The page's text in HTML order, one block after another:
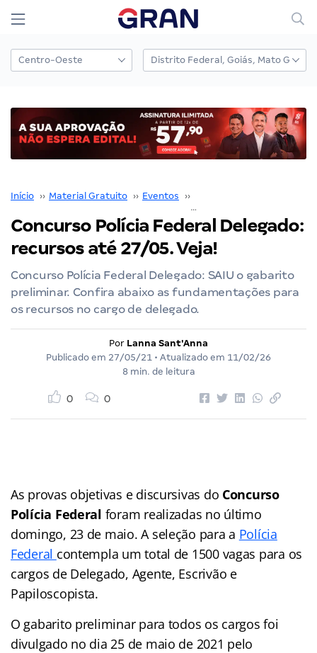
Início ›› Material Gratuito ›› Eventos ››
Concurso Polícia Federal Delegado:
recursos até 27/05. Veja!
Concurso Polícia Federal Delegado: SAIU o gabarito
preliminar. Confira abaixo as fundamentações para
os recursos no cargo de delegado.
Por Lanna Sant'Anna
Publicado em 27/05/21 • Atualizado em 11/02/26
8 min. de leitura
0 0
As provas objetivas e discursivas do Concurso
Polícia Federal foram realizadas no último
domingo, 23 de maio. A seleção para a Polícia
Federal contempla um total de 1500 vagas para os
cargos de Delegado, Agente, Escrivão e
Papiloscopista.
O gabarito preliminar para todos os cargos foi
divulgado no dia 25 de maio de 2021 pelo